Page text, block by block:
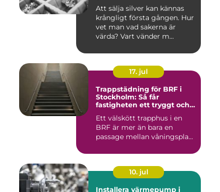
Att sälja silver kan kännas
krångligt första gången. Hur
vet man vad sakerna är
värda? Vart vänder m...
17. jul
Trappstädning för BRF i
Stockholm: Så får
fastigheten ett tryggt och
Ett välskött trapphus i en
BRF är mer än bara en
passage mellan våningspla...
10. jul
Installera värmepump i